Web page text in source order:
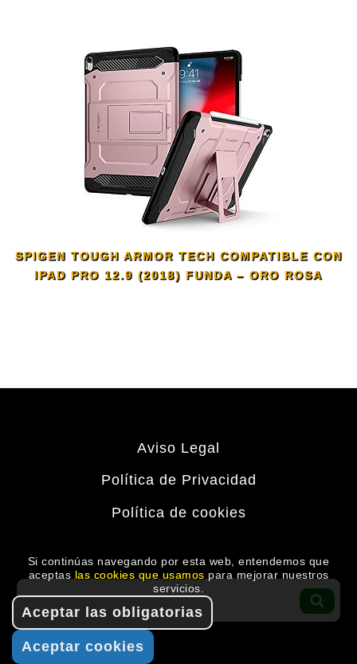
SPIGEN TOUGH ARMOR TECH COMPATIBLE CON
IPAD PRO 12.9 (2018) FUNDA – ORO ROSA
Aviso Legal
Política de Privacidad
Política de cookies
Buscar
por:
Si continúas navegando por esta web, entendemos que
aceptas las cookies que usamos para mejorar nuestros
servicios.
Aceptar las obligatorias
Aceptar cookies